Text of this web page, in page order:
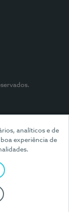
analíticos e de
experiência de